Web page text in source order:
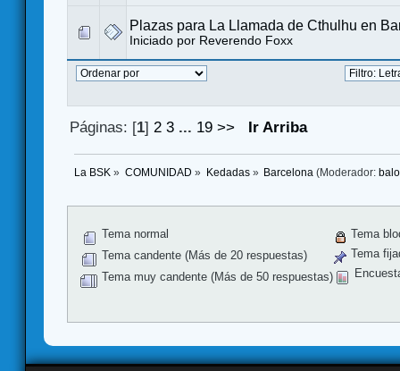
Plazas para La Llamada de Cthulhu en
Iniciado por Reverendo Foxx
Páginas: [1] 2 3 ... 19 >> Ir Arriba
La BSK » COMUNIDAD » Kedadas» Barcelona (Moderador:
Tema normal
Tema candente (Más de 20 respuestas)
Tema muy candente (Más de 50 respuestas)
Tema
Tema